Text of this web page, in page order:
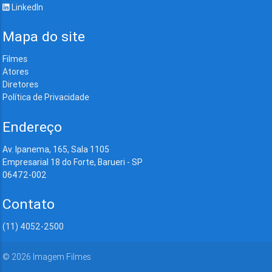
LinkedIn
Mapa do site
Filmes
Atores
Diretores
Política de Privacidade
Endereço
Av. Ipanema, 165, Sala 1105
Empresarial 18 do Forte, Barueri - SP
06472-002
Contato
(11) 4052-2500
© 2026 Imagem Filmes